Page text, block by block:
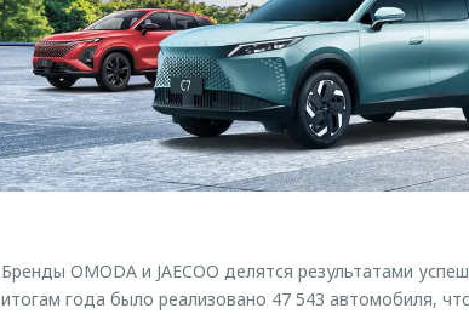
Бренды OMODA и JAECOO делятся результатами
итогам года было реализовано 47 543 автомобиля,